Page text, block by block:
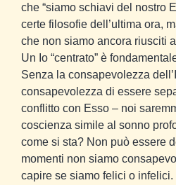
che “siamo schiavi del nostro
certe filosofie dell’ultima ora,
che non siamo ancora riusciti
Un Io “centrato” è
Senza la consapevolezza
consapevolezza di essere
conflitto con Esso – noi
coscienza simile al sonno
come si sta? Non può essere
momenti non siamo
capire se siamo felici o